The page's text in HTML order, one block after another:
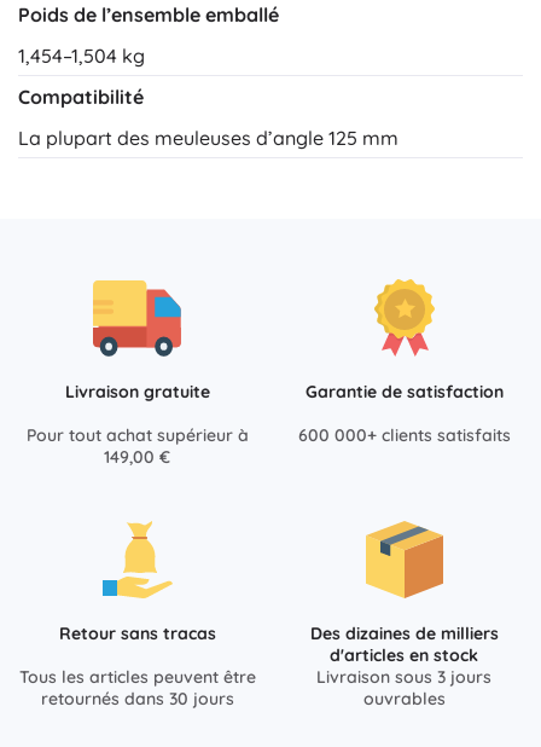
Poids de l’ensemble emballé
1,454–1,504 kg
Compatibilité
La plupart des meuleuses d’angle 125 mm
Livraison gratuite
Pour tout achat supérieur à
149,00 €
Garantie de satisfaction
600 000+ clients satisfaits
Retour sans tracas
Tous les articles peuvent être
retournés dans 30 jours
Des dizaines de milliers
d'articles en stock
Livraison sous 3 jours
ouvrables